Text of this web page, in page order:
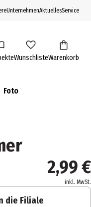
UnternehmenAktuellesService
WunschlisteWarenkorb
Foto
2,99 €
inkl. MwSt.
die Filiale